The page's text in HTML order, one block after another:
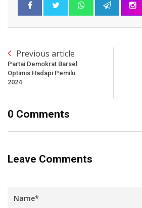
Previous article
Partai Demokrat Barsel
Optimis Hadapi Pemilu
2024
0 Comments
Leave Comments